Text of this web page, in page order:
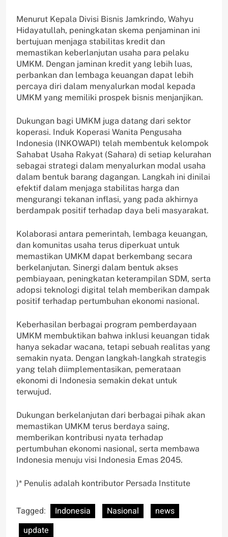
Menurut Kepala Divisi Bisnis Jamkrindo, Wahyu
Hidayatullah, peningkatan skema penjaminan ini
bertujuan menjaga stabilitas kredit dan
memastikan keberlanjutan usaha para pelaku
UMKM. Dengan jaminan kredit yang lebih luas,
perbankan dan lembaga keuangan dapat lebih
percaya diri dalam menyalurkan modal kepada
UMKM yang memiliki prospek bisnis menjanjikan.
Dukungan bagi UMKM juga datang dari sektor
koperasi. Induk Koperasi Wanita Pengusaha
Indonesia (INKOWAPI) telah membentuk kelompok
Sahabat Usaha Rakyat (Sahara) di setiap kelurahan
sebagai strategi dalam menyalurkan modal usaha
dalam bentuk barang dagangan. Langkah ini dinilai
efektif dalam menjaga stabilitas harga dan
mengurangi tekanan inflasi, yang pada akhirnya
berdampak positif terhadap daya beli masyarakat.
Kolaborasi antara pemerintah, lembaga keuangan,
dan komunitas usaha terus diperkuat untuk
memastikan UMKM dapat berkembang secara
berkelanjutan. Sinergi dalam bentuk akses
pembiayaan, peningkatan keterampilan SDM, serta
adopsi teknologi digital telah memberikan dampak
positif terhadap pertumbuhan ekonomi nasional.
Keberhasilan berbagai program pemberdayaan
UMKM membuktikan bahwa inklusi keuangan tidak
hanya sekadar wacana, tetapi sebuah realitas yang
semakin nyata. Dengan langkah-langkah strategis
yang telah diimplementasikan, pemerataan
ekonomi di Indonesia semakin dekat untuk
terwujud.
Dukungan berkelanjutan dari berbagai pihak akan
memastikan UMKM terus berdaya saing,
memberikan kontribusi nyata terhadap
pertumbuhan ekonomi nasional, serta membawa
Indonesia menuju visi Indonesia Emas 2045.
)* Penulis adalah kontributor Persada Institute
Tagged: Indonesia Nasional
news
update